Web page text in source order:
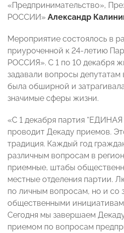
«Предпринимательство»,
РОССИИ» Александр
Мероприятие состоялось в
приуроченной к 24-летию
РОССИЯ». С 1 по 10 декабря
задавали вопросы депутатам
была обширной и
значимые сферы жизни.
«С 1 декабря партия
проводит Декаду приемов.
традиция. Каждый год
различным вопросам в
приемные, штабы
местные отделения партии.
по личным вопросам, но и со
общественными
Сегодня мы завершаем
приемом по вопросам